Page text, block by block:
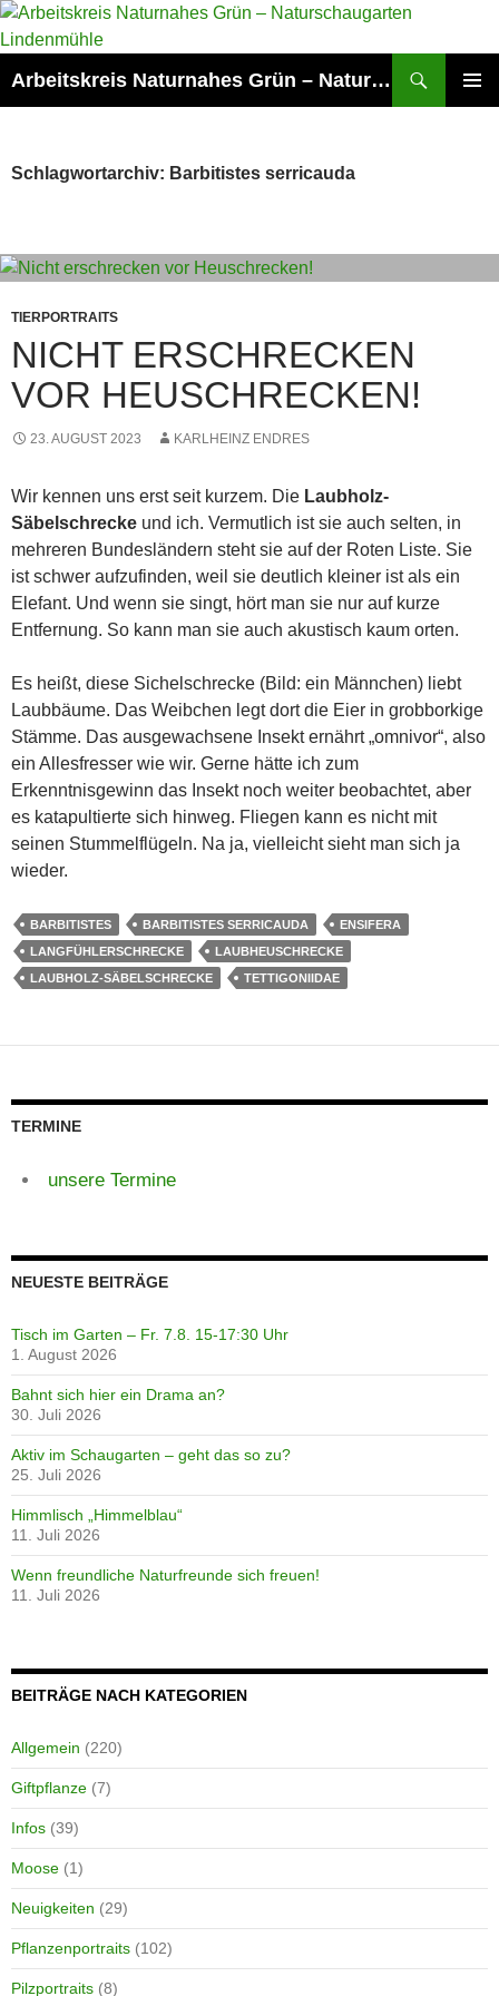
Zum
Inhalt
Arbeitskreis Naturnahes Grün – Naturschaugarten Lindenmühle
Schlagwortarchiv: Barbitistes serricauda
TIERPORTRAITS
NICHT ERSCHRECKEN
VOR HEUSCHRECKEN!
23. AUGUST 2023 KARLHEINZ ENDRES
Wir kennen uns erst seit kurzem. Die Laubholz-
Säbelschrecke und ich. Vermutlich ist sie auch selten, in
mehreren Bundesländern steht sie auf der Roten Liste. Sie
ist schwer aufzufinden, weil sie deutlich kleiner ist als ein
Elefant. Und wenn sie singt, hört man sie nur auf kurze
Entfernung. So kann man sie auch akustisch kaum orten.
Es heißt, diese Sichelschrecke (Bild: ein Männchen) liebt
Laubbäume. Das Weibchen legt dort die Eier in grobborkige
Stämme. Das ausgewachsene Insekt ernährt „omnivor“, also
ein Allesfresser wie wir. Gerne hätte ich zum
Erkenntnisgewinn das Insekt noch weiter beobachtet, aber
es katapultierte sich hinweg. Fliegen kann es nicht mit
seinen Stummelflügeln. Na ja, vielleicht sieht man sich ja
wieder.
BARBITISTES BARBITISTES SERRICAUDA
ENSIFERA
LANGFÜHLERSCHRECKE
LAUBHEUSCHRECKE
LAUBHOLZ-SÄBELSCHRECKE
TETTIGONIIDAE
TERMINE
unsere Termine
NEUESTE BEITRÄGE
Tisch im Garten – Fr. 7.8. 15-17:30 Uhr
1. August 2026
Bahnt sich hier ein Drama an?
30. Juli 2026
Aktiv im Schaugarten – geht das so zu?
25. Juli 2026
Himmlisch „Himmelblau“
11. Juli 2026
Wenn freundliche Naturfreunde sich freuen!
11. Juli 2026
BEITRÄGE NACH KATEGORIEN
Allgemein (220)
Giftpflanze (7)
Infos (39)
Moose (1)
Neuigkeiten (29)
Pflanzenportraits (102)
Pilzportraits (8)